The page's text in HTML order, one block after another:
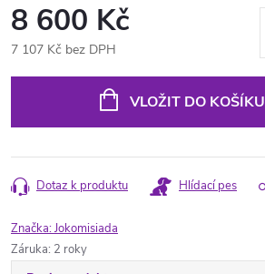
8 600 Kč
7 107 Kč bez DPH
VLOŽIT DO KOŠÍKU
Dotaz k produktu Hlídací pes
Značka:Jokomisiada
Záruka: 2 roky